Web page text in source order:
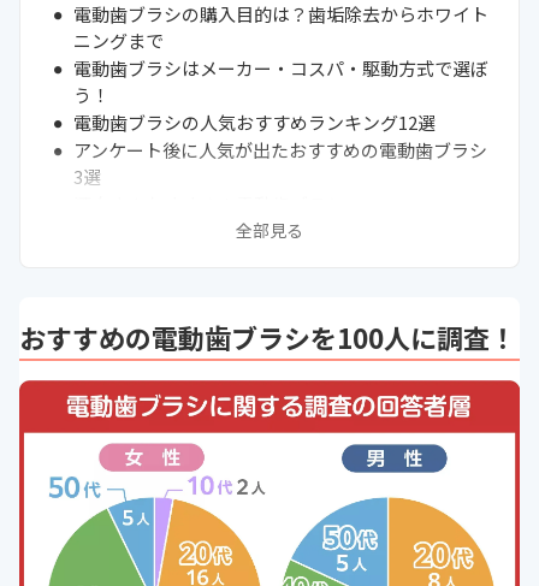
電動歯ブラシの購入目的は？歯垢除去からホワイト
ニングまで
電動歯ブラシはメーカー・コスパ・駆動方式で選ぼ
う！
電動歯ブラシの人気おすすめランキング12選
アンケート後に人気が出たおすすめの電動歯ブラシ
3選
通販サイトの最新売れ筋ランキングもチェック！
歯磨き粉は必ず使おう！
歯医者さんは電動歯ブラシを使わないって本当？
電動歯ブラシの「サブスク」って実際どう？
電動歯ブラシに恐怖心のある方にメッセージ
まとめ
全部見る
おすすめの電動歯ブラシを100人に調査！